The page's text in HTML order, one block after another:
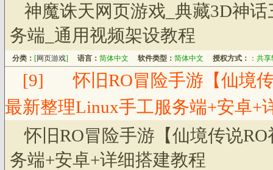
神魔诛天网页游戏_典藏3D神
务端_通用视频架设教程
分类： [网页游戏] 语言： 简体中文 软件类型： 简体中文 授权方式： ： 共享
[9]
怀旧RO冒险手游【仙境
最新整理Linux手工服务端+安卓+
怀旧RO冒险手游【仙境传说
务端+安卓+详细搭建教程